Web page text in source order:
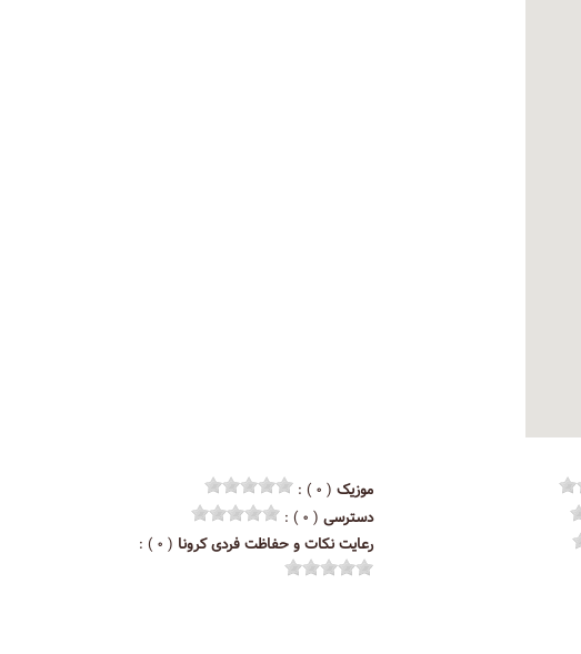
موزیک ( ۰ ) :
دسترسی ( ۰ ) :
رعایت نکات و حفاظت فردی کرونا ( ۰ ) :